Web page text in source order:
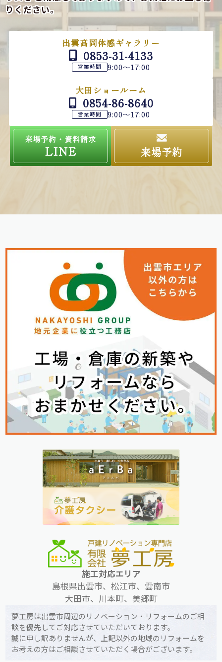
りください。
出雲高岡体感ギャラリー
0853-31-4133
営業時間 9:00～17:00
大田ショールーム
0854-86-8640
営業時間 9:00～17:00
来場予約・資料請求
LINE 来場予約
施工対応エリア
島根県出雲市、松江市、雲南市
大田市、川本町、美郷町
夢工房は出雲市周辺のリノベーション・リフォームのご相
談を優先してご対応させていただいております。
誠に申し訳ありませんが、上記以外の地域のリフォームを
お考えの方はご相談させていただく場合がございます。